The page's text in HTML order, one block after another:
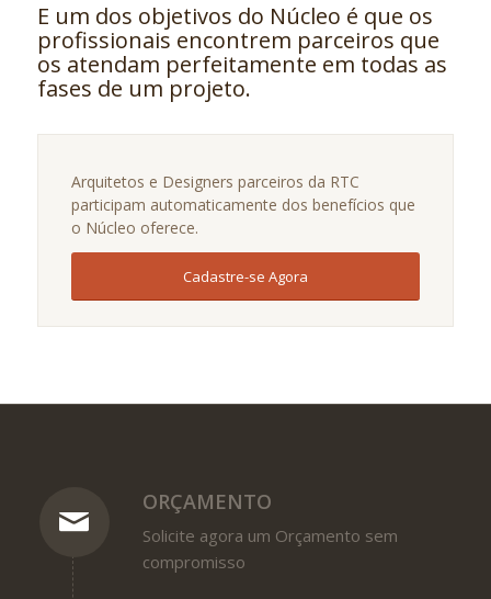
E um dos objetivos do Núcleo é que os
profissionais encontrem parceiros que
os atendam perfeitamente em todas as
fases de um projeto.
Arquitetos e Designers parceiros da RTC
participam automaticamente dos benefícios que
o Núcleo oferece.
Cadastre-se Agora
ORÇAMENTO
Solicite agora um Orçamento sem
compromisso